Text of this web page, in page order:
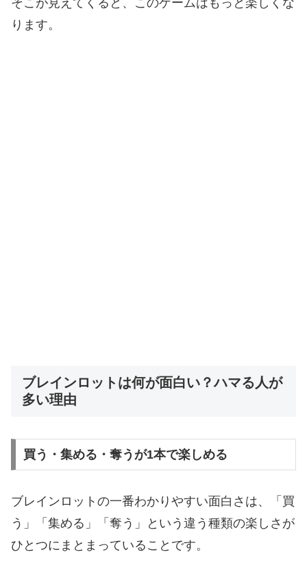
そこが見えてくると、このゲームはもっと楽しくな
ります。
ブレインロットは何が面白い？ハマる人が
多い理由
買う・集める・奪うが1本で楽しめる
ブレインロットの一番わかりやすい面白さは、「買
う」「集める」「奪う」という違う種類の楽しさが
ひとつにまとまっていることです。